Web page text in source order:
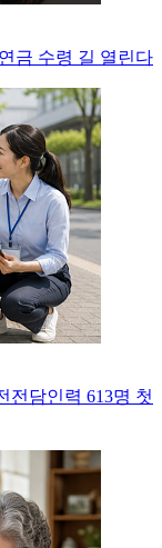
금 수령 길 열린다
전담인력 613명 첫